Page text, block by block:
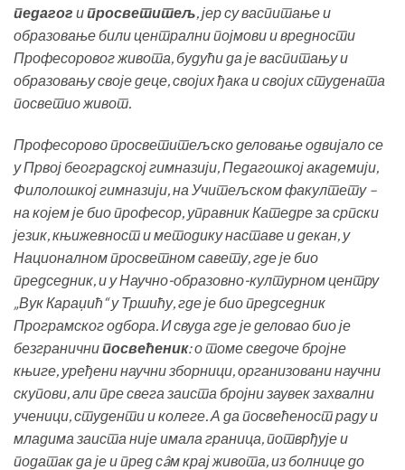
педагог ипросветитељ, јер су васпитање и
образовање били централни појмови и вредности
Професоровог живота, будући да је васпитању и
образовању своје деце, својих ђака и својих студената
посветио живот.
Професорово просветитељско деловање одвијало се
у Првој београдској гимназији, Педагошкој академији,
Филолошкој гимназији, на Учитељском факултету –
на којем је био професор, управник Катедре за српски
језик, књижевност и методику наставе и декан, у
Националном просветном савету, где је био
председник, и у Научно-образовно-културном центру
„Вук Караџић“ у Тршићу, где је био председник
Програмског одбора. И свуда где је деловао био је
безграничнипосвећеник: о томе сведоче бројне
књиге, уређени научни зборници, организовани научни
скупови, али пре свега заиста бројни заувек захвални
ученици, студенти и колеге. А да посвећеност раду и
младима заиста није имала граница, потврђује и
податак да је и пред сâм крај живота, из болнице до